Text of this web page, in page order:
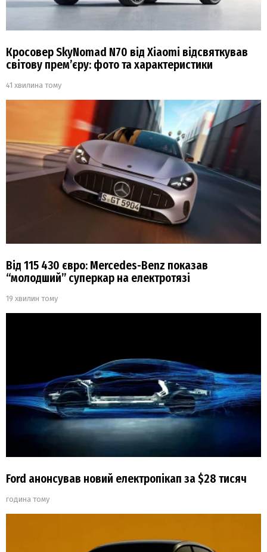
Кросовер SkyNomad N70 від Xiaomi відсвяткував
світову прем’єру: фото та характеристики
41 хвилина тому
Від 115 430 євро: Mercedes-Benz показав
“молодший” суперкар на електротязі
19 хвилин тому
Ford анонсував новий електропікап за $28 тисяч
година тому